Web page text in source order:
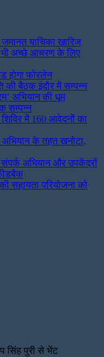
याचिका खारिज
भी अच्छे आचरण के लिए
होगा फोरलेन
की बैठक इंदौर में सम्पन्न
अभियान की धूम
सम्पन्न
में 160 आवेदनों का
अभियान के तहत खनोटा,
संपर्क अभियान और उपकेंद्रों
सहायता परियोजना को
सिंह पुरी से भेंट